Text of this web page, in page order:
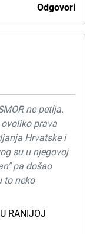
Odgovori
ne petlja.
prava
Hrvatske i
su u njegovoj
pa došao
to neko
RANIJOJ